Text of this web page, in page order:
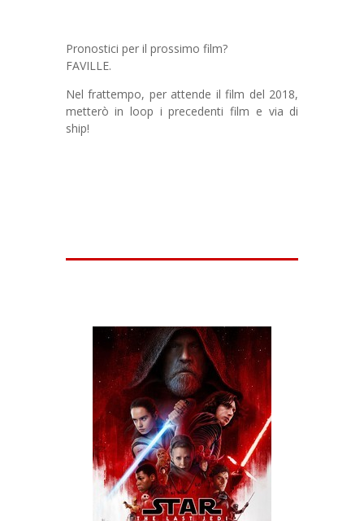
Pronostici per il prossimo film?
FAVILLE.
Nel frattempo, per attende il film del 2018,
metterò in loop i precedenti film e via di
ship!